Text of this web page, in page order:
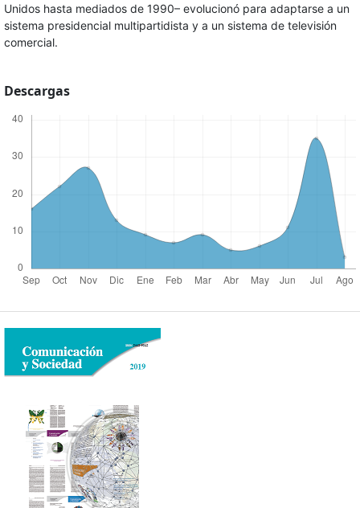
Unidos hasta mediados de 1990– evolucionó para adaptarse a un
sistema presidencial multipartidista y a un sistema de televisión
comercial.
Descargas